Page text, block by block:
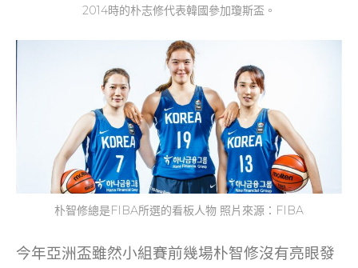
2014時的朴志修代表韓國參加瓊斯盃。
朴智修總是FIBA所選的看板人物 照片來源：FIBA
今年亞洲盃雖然小組賽前幾場朴智修沒有亮眼發